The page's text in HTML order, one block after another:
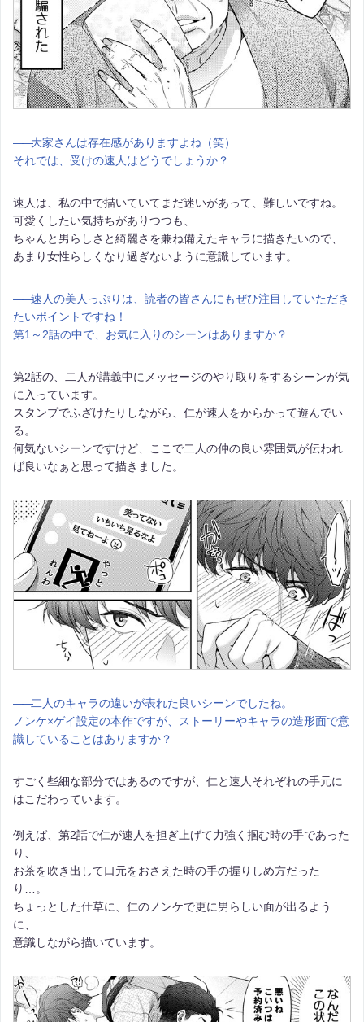
――大家さんは存在感がありますよね（笑）
それでは、受けの速人はどうでしょうか？
速人は、私の中で描いていてまだ迷いがあって、難しいですね。
可愛くしたい気持ちがありつつも、
ちゃんと男らしさと綺麗さを兼ね備えたキャラに描きたいので、
あまり女性らしくなり過ぎないように意識しています。
――速人の美人っぷりは、読者の皆さんにもぜひ注目していただき
たいポイントですね！
第1～2話の中で、お気に入りのシーンはありますか？
第2話の、二人が講義中にメッセージのやり取りをするシーンが気
に入っています。
スタンプでふざけたりしながら、仁が速人をからかって遊んでい
る。
何気ないシーンですけど、ここで二人の仲の良い雰囲気が伝われ
ば良いなぁと思って描きました。
――二人のキャラの違いが表れた良いシーンでしたね。
ノンケ×ゲイ設定の本作ですが、ストーリーやキャラの造形面で意
識していることはありますか？
すごく些細な部分ではあるのですが、仁と速人それぞれの手元に
はこだわっています。
例えば、第2話で仁が速人を担ぎ上げて力強く掴む時の手であった
り、
お茶を吹き出して口元をおさえた時の手の握りしめ方だった
り…。
ちょっとした仕草に、仁のノンケで更に男らしい面が出るよう
に、
意識しながら描いています。